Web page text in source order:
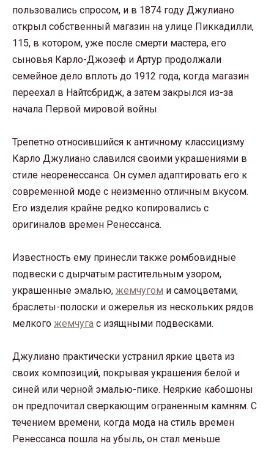
пользовались спросом, и в 1874 году Джулиано
открыл собственный магазин на улице Пиккадилли,
115, в котором, уже после смерти мастера, его
сыновья Карло-Джозеф и Артур продолжали
семейное дело вплоть до 1912 года, когда магазин
переехал в Найтсбридж, а затем закрылся из-за
начала Первой мировой войны.
Трепетно относившийся к античному классицизму
Карло Джулиано славился своими украшениями в
стиле неоренессанса. Он сумел адаптировать его к
современной моде с неизменно отличным вкусом.
Его изделия крайне редко копировались с
оригиналов времен Ренессанса.
Известность ему принесли также ромбовидные
подвески с дырчатым растительным узором,
украшенные эмалью, жемчугом и самоцветами,
браслеты-полоски и ожерелья из нескольких рядов
мелкого жемчуга с изящными подвесками.
Джулиано практически устранил яркие цвета из
своих композиций, покрывая украшения белой и
синей или черной эмалью-пике. Неяркие кабошоны
он предпочитал сверкающим ограненным камням. С
течением времени, когда мода на стиль времен
Ренессанса пошла на убыль, он стал меньше